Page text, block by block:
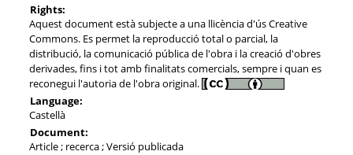
Rights:
Aquest document està subjecte a una llicència d'ús Creative
Commons. Es permet la reproducció total o parcial, la
distribució, la comunicació pública de l'obra i la creació d'obres
derivades, fins i tot amb finalitats comercials, sempre i quan es
reconegui l'autoria de l'obra original.
Language:
Castellà
Document:
Article ; recerca ; Versió publicada